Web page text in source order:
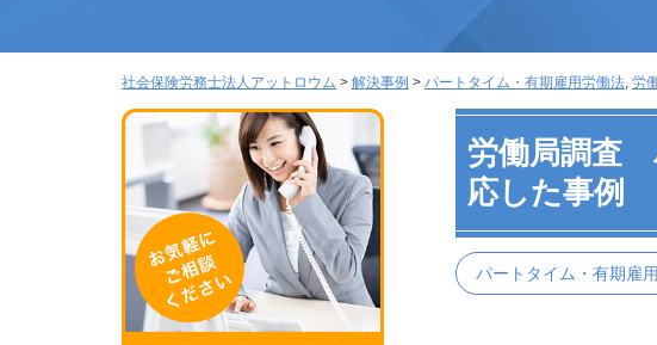
社会保険労務士法人アットロウム > 解決事例 > パートタイム・有期雇用労働法 労
労働局調査
応した事例
パートタイム・有期雇